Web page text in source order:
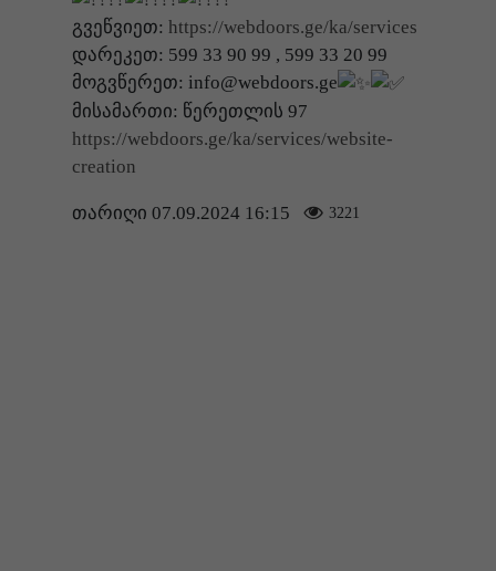
გვეწვიეთ: https://webdoors.ge/ka/services
დარეკეთ: 599 33 90 99 , 599 33 20 99
მოგვწერეთ: info@webdoors.ge
მისამართი: წერეთლის 97
https://webdoors.ge/ka/services/website-
creation
თარიღი 07.09.2024 16:15 3221